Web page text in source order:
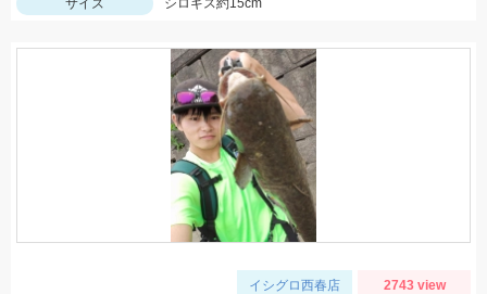
サイズ シロギス約15cm
イシグロ西春店 2743 view